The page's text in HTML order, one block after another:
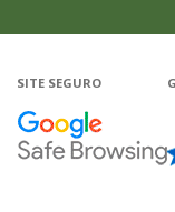
SITE SEGURO